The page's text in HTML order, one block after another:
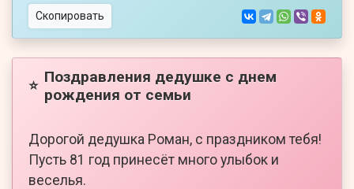
Скопировать
⭐ Поздравления дедушке с днем
рождения от семьи
Дорогой дедушка Роман, с праздником тебя!
Пусть 81 год принесёт много улыбок и
веселья.